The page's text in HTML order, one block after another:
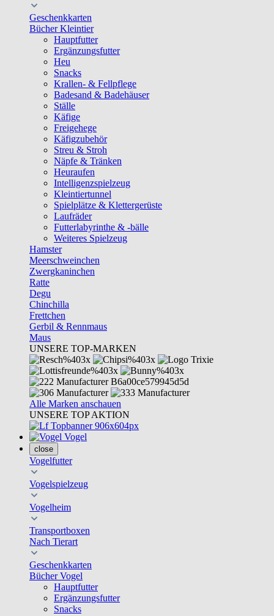
Geschenkkarten
Bücher Kleintier
Hauptfutter
Ergänzungsfutter
Heu
Snacks
Krallen- & Fellpflege
Badesand & Badehäuser
Ställe
Käfige
Freigehege
Käfigzubehör
Streu & Stroh
Näpfe & Tränken
Heuraufen
Intelligenzspielzeug
Kleintiertunnel
Spielplätze & Klettergerüste
Laufräder
Futterlabyrinthe & -bälle
Weiteres Spielzeug
Hamster
Meerschweinchen
Zwergkaninchen
Ratte
Degu
Chinchilla
Frettchen
Gerbil & Rennmaus
Maus
UNSERE TOP-MARKEN
Alle Marken anschauen
UNSERE TOP AKTION
Vogel
close
Vogelfutter
Vogelspielzeug
Vogelheim
Transportboxen
Nach Tierart
Geschenkkarten
Bücher Vogel
Hauptfutter
Ergänzungsfutter
Snacks